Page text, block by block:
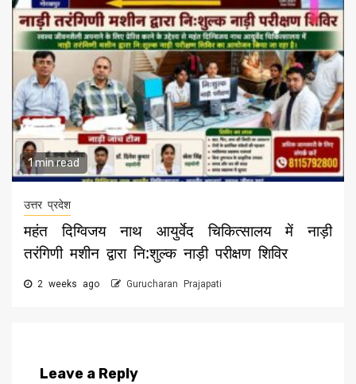
1 min read
उत्तर प्रदेश
महंत दिग्विजय नाथ आयुर्वेद चिकित्सालय में नाड़ी
तरंगिणी मशीन द्वारा नि:शुल्क नाड़ी परीक्षण शिविर
2 weeks ago Gurucharan Prajapati
Leave a Reply